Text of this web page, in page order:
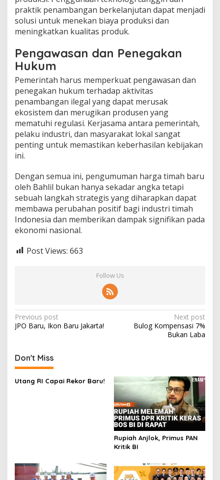
praktik penambangan berkelanjutan dapat menjadi
solusi untuk menekan biaya produksi dan
meningkatkan kualitas produk.
Pengawasan dan Penegakan
Hukum
Pemerintah harus memperkuat pengawasan dan
penegakan hukum terhadap aktivitas
penambangan ilegal yang dapat merusak
ekosistem dan merugikan produsen yang
mematuhi regulasi. Kerjasama antara pemerintah,
pelaku industri, dan masyarakat lokal sangat
penting untuk memastikan keberhasilan kebijakan
ini.
Dengan semua ini, pengumuman harga timah baru
oleh Bahlil bukan hanya sekadar angka tetapi
sebuah langkah strategis yang diharapkan dapat
membawa perubahan positif bagi industri timah
Indonesia dan memberikan dampak signifikan pada
ekonomi nasional.
Post Views: 663
Follow Us
Post
navigation
Previous post
JPO Baru, Ikon Baru Jakarta!
Next post
Bulog Kompensasi 7%
Bukan Laba
Don't Miss
Utang RI Capai Rekor Baru!
Rupiah Anjlok, Primus PAN
Kritik BI